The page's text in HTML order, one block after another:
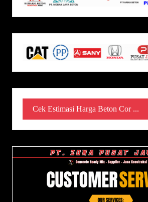
Cek Estimasi Harga Beton Cor ...